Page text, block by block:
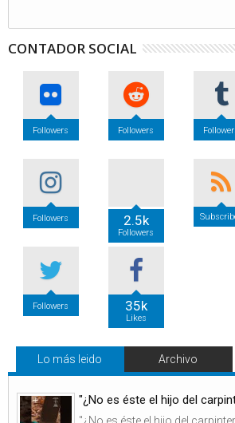
CONTADOR SOCIAL
Followers Followers
Followers 2.5k
Followers
Followers 35k
Likes
Lo más leido Archivo
"¿No es éste el hijo del
"¿No es éste el hijo del